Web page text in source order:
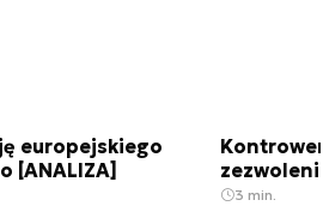
europejskiego
[ANALIZA]
3 min.